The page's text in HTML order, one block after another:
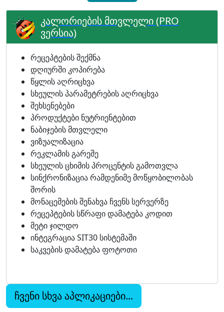
კალორიების მთვლელი (PRO
ვერსია)
რეცეპტების შექმნა
დღიურში კოპირება
წყლის აღრიცხვა
სხეულის პარამეტრების აღრიცხვა
შეხსენებები
პროდუქტები ნუტრიენტებით
ნაბიჯების მთვლელი
ვიზუალიზაცია
რეკლამის გარეშე
სხეულის ცხიმის პროცენტის გამოთვლა
სინქრონიზაცია რამდენიმე მოწყობილობას
შორის
მონაცემების შენახვა ჩვენს სერვერზე
რეცეპტების სწრაფი დამატება კოდით
მეტი ჯილდო
ინტეგრაცია SIT30 სისტემაში
საკვების დამატება ფოტოთი
ჩვენი სხვა აპლიკაციები...